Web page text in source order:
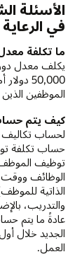
الأسئلة
في
ما تكلفة
يكلف معدل
50,000
الموظفين
كيف يتم
لحساب تكاليف
حساب تكلفة
توظيف الموظف
الوظائف ووقت
الذاتية
والتدريب،
عادةً ما يتم
العمل.